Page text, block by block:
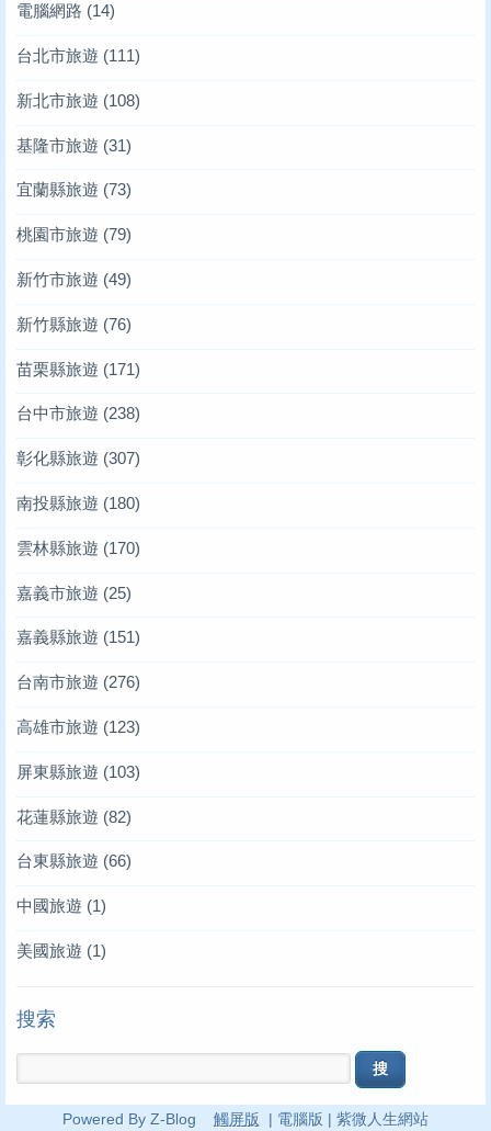
電腦網路 (14)
台北市旅遊 (111)
新北市旅遊 (108)
基隆市旅遊 (31)
宜蘭縣旅遊 (73)
桃園市旅遊 (79)
新竹市旅遊 (49)
新竹縣旅遊 (76)
苗栗縣旅遊 (171)
台中市旅遊 (238)
彰化縣旅遊 (307)
南投縣旅遊 (180)
雲林縣旅遊 (170)
嘉義市旅遊 (25)
嘉義縣旅遊 (151)
台南市旅遊 (276)
高雄市旅遊 (123)
屏東縣旅遊 (103)
花蓮縣旅遊 (82)
台東縣旅遊 (66)
中國旅遊 (1)
美國旅遊 (1)
搜索
Powered By Z-Blog 觸屏版 | 電腦版 | 紫微人生網站